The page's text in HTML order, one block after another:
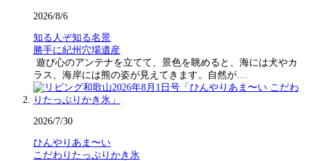
2026/8/6
知る人ぞ知る名景
勝手に紀州穴場遺産
遊び心のアンテナを立てて、景色を眺めると、海には犬やカ
ラス、海岸には熊の姿が見えてきます。自然が…
2026/7/30
ひんやりあま〜い
こだわりたっぷりかき氷